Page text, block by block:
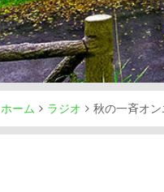
ホーム ラジオ 秋の一斉オ